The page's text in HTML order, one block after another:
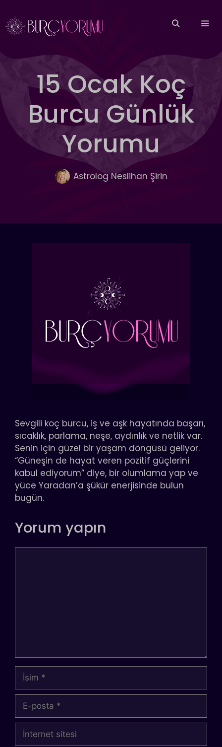
atla
15 Ocak Koç
Burcu Günlük
Yorumu
Astrolog Neslihan Şirin
Sevgili koç burcu, iş ve aşk hayatında başarı,
sıcaklık, parlama, neşe, aydınlık ve netlik var.
Senin için güzel bir yaşam döngüsü geliyor.
“Güneşin de hayat veren pozitif güçlerini
kabul ediyorum” diye, bir olumlama yap ve
yüce Yaradan’a şükür enerjisinde bulun
bugün.
Yorum yapın
İsim
posta
İnternet
sitesi